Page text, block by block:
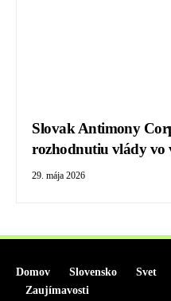
Slovak Antimony
rozhodnutiu vlády vo
29. mája 2026
Domov Slovensko Svet
Zaujímavosti